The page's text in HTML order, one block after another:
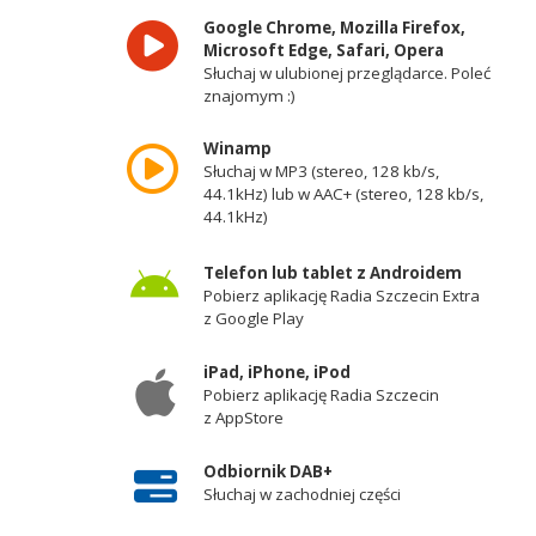
Google Chrome, Mozilla Firefox,
Microsoft Edge, Safari, Opera
Słuchaj w ulubionej przeglądarce. Poleć
znajomym :)
Winamp
Słuchaj w MP3 (stereo, 128 kb/s,
44.1kHz) lub w AAC+ (stereo, 128 kb/s,
44.1kHz)
Telefon lub tablet z Androidem
Pobierz aplikację Radia Szczecin Extra
z Google Play
iPad, iPhone, iPod
Pobierz aplikację Radia Szczecin
z AppStore
Odbiornik DAB+
Słuchaj w zachodniej części